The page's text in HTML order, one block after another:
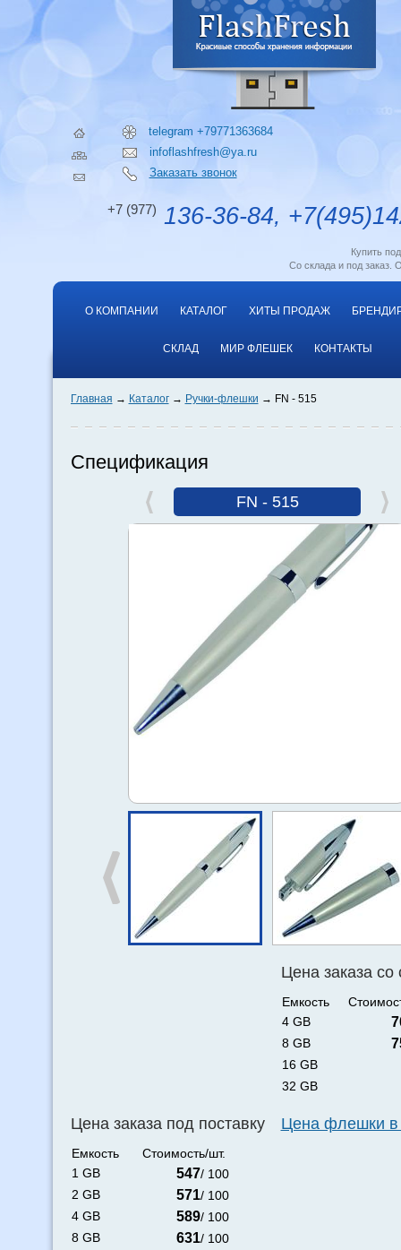
telegram +79771363684
infoflashfresh@ya.ru
Заказать звонок
+7 (977) 136-36-84,
Купить
Со склада и под заказ.
О КОМПАНИИ КАТАЛОГ ХИТЫ ПРОДАЖ
СКЛАД МИР ФЛЕШЕК КОНТАКТЫ
Главная Каталог Ручки-флешки FN - 515
Спецификация
FN - 515
Цена заказа под поставку
Емкость
Стоимость/шт.
1 GB
547/ 100
2 GB
571/ 100
4 GB
589/ 100
8 GB
631/ 100
Цена заказа со
Емкость
4 GB
8 GB
16 GB
32 GB
Цена флешки в